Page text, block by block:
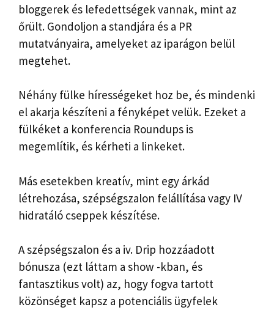
bloggerek és lefedettségek vannak, mint az
őrült. Gondoljon a standjára és a PR
mutatványaira, amelyeket az iparágon belül
megtehet.
Néhány fülke hírességeket hoz be, és mindenki
el akarja készíteni a fényképet velük. Ezeket a
fülkéket a konferencia Roundups is
megemlítik, és kérheti a linkeket.
Más esetekben kreatív, mint egy árkád
létrehozása, szépségszalon felállítása vagy IV
hidratáló cseppek készítése.
A szépségszalon és a iv. Drip hozzáadott
bónusza (ezt láttam a show -kban, és
fantasztikus volt) az, hogy fogva tartott
közönséget kapsz a potenciális ügyfelek